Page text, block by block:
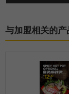
与加盟相关的产